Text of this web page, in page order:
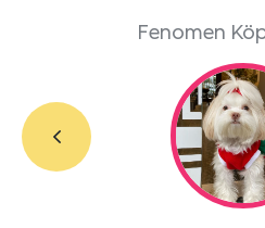
Fenomen